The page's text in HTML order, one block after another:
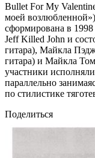
Bullet For My
моей
сформирована в
Jeff Killed John и
гитара), Майкла
гитара) и Майкла
участники
параллельно
по стилистике
Поделиться